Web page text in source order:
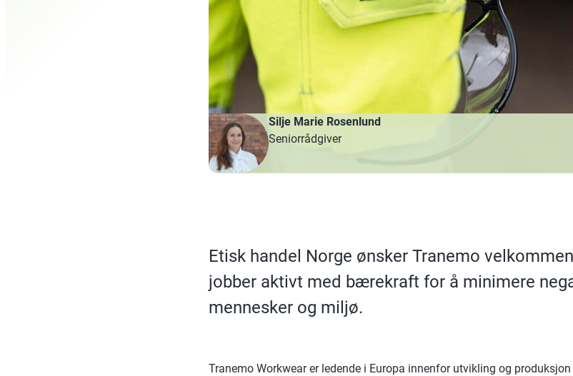
Silje Marie Rosenlund
Seniorrådgiver
Etisk handel Norge ønsker Tranemo
jobber aktivt med bærekraft for å minimere
mennesker og miljø.
Tranemo Workwear er ledende i Europa innenfor utvikling og